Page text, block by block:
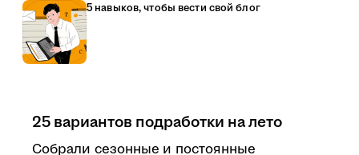
5 навыков, чтобы вести свой блог
25 вариантов подработки на лето
Собрали сезонные и постоянные